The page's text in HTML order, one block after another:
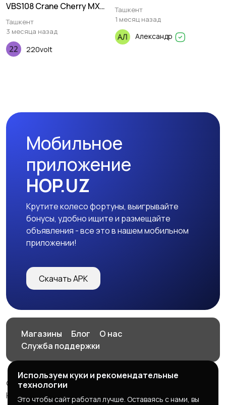
VBS108 Crane Cherry MX
Silent Red, UA
Ташкент
3 месяца назад
220volt
Ташкент
1 месяц назад
Александр
Мобильное
приложение
HOP.UZ
Крутите колесо фортуны, выигрывайте
бонусы, удобно ищите и размещайте
объявления - все это в нашем мобильном
приложении!
Скачать APK
Магазины Блог
О нас
Служба поддержки
© 2026 HOP.UZ
HOP.UZ
Используем куки и рекомендательные
технологии
Это чтобы сайт работал лучше. Оставаясь с нами, вы